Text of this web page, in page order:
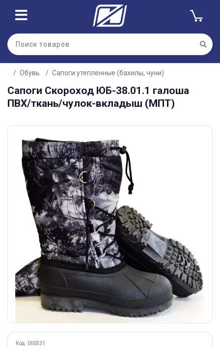
Обувь Сапоги утепленные (бахилы, чуни)
Сапоги Скороход ЮБ-38.01.1 галоша
ПВХ/ткань/чулок-вкладыш (МПТ)
Код: 000531